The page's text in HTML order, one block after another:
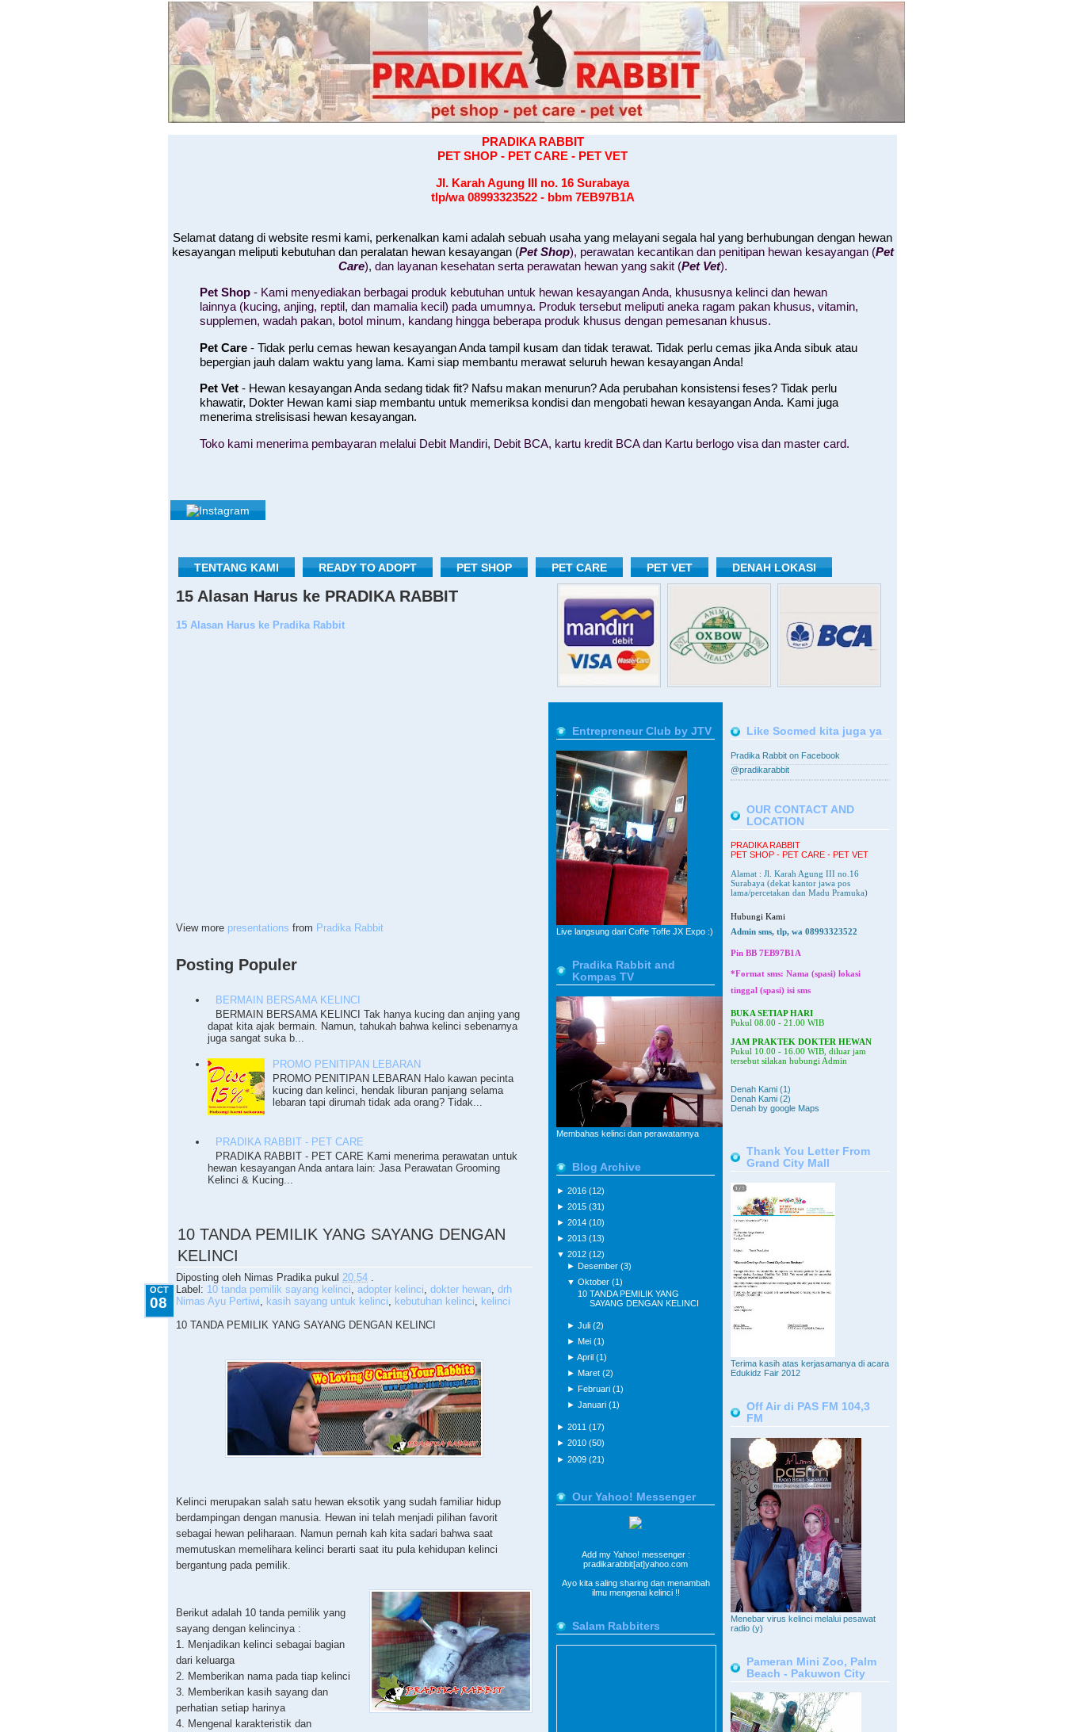
PRADIKA RABBIT
PET SHOP - PET CARE - PET VET
Jl. Karah Agung III no. 16 Surabaya
tlp/wa 08993323522 - bbm 7EB97B1A
Selamat datang di website resmi kami, perkenalkan kami adalah sebuah usaha yang melayani segala hal yang berhubungan dengan hewan
kesayangan meliputi kebutuhan dan peralatan hewan kesayangan (Pet Shop), perawatan kecantikan dan penitipan hewan kesayangan (Pet
Care), dan layanan kesehatan serta perawatan hewan yang sakit (Pet Vet).
Pet Shop - Kami menyediakan berbagai produk kebutuhan untuk hewan kesayangan Anda, khususnya kelinci dan hewan
lainnya (kucing, anjing, reptil, dan mamalia kecil) pada umumnya. Produk tersebut meliputi aneka ragam pakan khusus, vitamin,
supplemen, wadah pakan, botol minum, kandang hingga beberapa produk khusus dengan pemesanan khusus.
Pet Care - Tidak perlu cemas hewan kesayangan Anda tampil kusam dan tidak terawat. Tidak perlu cemas jika Anda sibuk atau
bepergian jauh dalam waktu yang lama. Kami siap membantu merawat seluruh hewan kesayangan Anda!
Pet Vet - Hewan kesayangan Anda sedang tidak fit? Nafsu makan menurun? Ada perubahan konsistensi feses? Tidak perlu
khawatir, Dokter Hewan kami siap membantu untuk memeriksa kondisi dan mengobati hewan kesayangan Anda. Kami juga
menerima strelisisasi hewan kesayangan.
Toko kami menerima pembayaran melalui Debit Mandiri, Debit BCA, kartu kredit BCA dan Kartu berlogo visa dan master card.
TENTANG KAMI READY TO ADOPT PET SHOP PET CARE PET VET DENAH LOKASI
15 Alasan Harus ke PRADIKA RABBIT
15 Alasan Harus ke Pradika Rabbit
View more presentations from Pradika Rabbit
Posting Populer
BERMAIN BERSAMA KELINCI
BERMAIN BERSAMA KELINCI Tak hanya kucing dan anjing yang
dapat kita ajak bermain. Namun, tahukah bahwa kelinci sebenarnya
juga sangat suka b...
PROMO PENITIPAN LEBARAN
PROMO PENITIPAN LEBARAN Halo kawan pecinta
kucing dan kelinci, hendak liburan panjang selama
lebaran tapi dirumah tidak ada orang? Tidak...
PRADIKA RABBIT - PET CARE
PRADIKA RABBIT - PET CARE Kami menerima perawatan untuk
hewan kesayangan Anda antara lain: Jasa Perawatan Grooming
Kelinci & Kucing...
10 TANDA PEMILIK YANG SAYANG DENGAN
KELINCI
Diposting oleh Nimas Pradika pukul 20.54 .
OCT
08
Label: 10 tanda pemilik sayang kelinci, adopter kelinci, dokter hewan, drh
Nimas Ayu Pertiwi, kasih sayang untuk kelinci, kebutuhan kelinci, kelinci
10 TANDA PEMILIK YANG SAYANG DENGAN KELINCI
Kelinci merupakan salah satu hewan eksotik yang sudah familiar hidup
berdampingan dengan manusia. Hewan ini telah menjadi pilihan favorit
sebagai hewan peliharaan. Namun pernah kah kita sadari bahwa saat
memutuskan memelihara kelinci berarti saat itu pula kehidupan kelinci
bergantung pada pemilik.
Berikut adalah 10 tanda pemilik yang
sayang dengan kelincinya :
1. Menjadikan kelinci sebagai bagian
dari keluarga
2. Memberikan nama pada tiap kelinci
3. Memberikan kasih sayang dan
perhatian setiap harinya
4. Mengenal karakteristik dan
Like Socmed kita juga ya
Pradika Rabbit on Facebook
@pradikarabbit
OUR CONTACT AND
LOCATION
PRADIKA RABBIT
PET SHOP - PET CARE - PET VET
Alamat : Jl. Karah Agung III no.16
Surabaya (dekat kantor jawa pos
lama/percetakan dan Madu Pramuka)
Hubungi Kami
Admin sms, tlp, wa 08993323522
Pin BB 7EB97B1A
*Format sms: Nama (spasi) lokasi
tinggal (spasi) isi sms
BUKA SETIAP HARI
Pukul 08.00 - 21.00 WIB
JAM PRAKTEK DOKTER HEWAN
Pukul 10.00 - 16.00 WIB, diluar jam
tersebut silakan hubungi Admin
Denah Kami (1)
Denah Kami (2)
Denah by google Maps
Thank You Letter From
Grand City Mall
Terima kasih atas kerjasamanya di acara
Edukidz Fair 2012
Off Air di PAS FM 104,3
FM
Menebar virus kelinci melalui pesawat
radio (y)
Pameran Mini Zoo, Palm
Beach - Pakuwon City
Entrepreneur Club by JTV
Live langsung dari Coffe Toffe JX Expo :)
Pradika Rabbit and
Kompas TV
Membahas kelinci dan perawatannya
Blog Archive
► 2016 (12)
► 2015 (31)
► 2014 (10)
► 2013 (13)
▼ 2012 (12)
► Desember (3)
▼ Oktober (1)
10 TANDA PEMILIK YANG
SAYANG DENGAN KELINCI
► Juli (2)
► Mei (1)
► April (1)
► Maret (2)
► Februari (1)
► Januari (1)
► 2011 (17)
► 2010 (50)
► 2009 (21)
Our Yahoo! Messenger
Add my Yahoo! messenger :
pradikarabbit[at]yahoo.com
Ayo kita saling sharing dan menambah
ilmu mengenai kelinci !!
Salam Rabbiters